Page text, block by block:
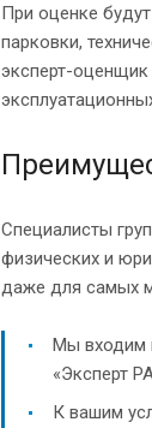
При оценке
парковки,
эксперт-
Специалисты
физических и
даже для самых
Мы входим
«Эксперт
К вашим